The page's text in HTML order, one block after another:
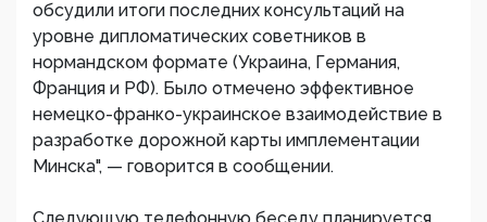
обсудили итоги последних консультаций на
уровне дипломатических советников в
нормандском формате (Украина, Германия,
Франция и РФ). Было отмечено эффективное
немецко-франко-украинское взаимодействие в
разработке дорожной карты имплементации
Минска", — говорится в сообщении.